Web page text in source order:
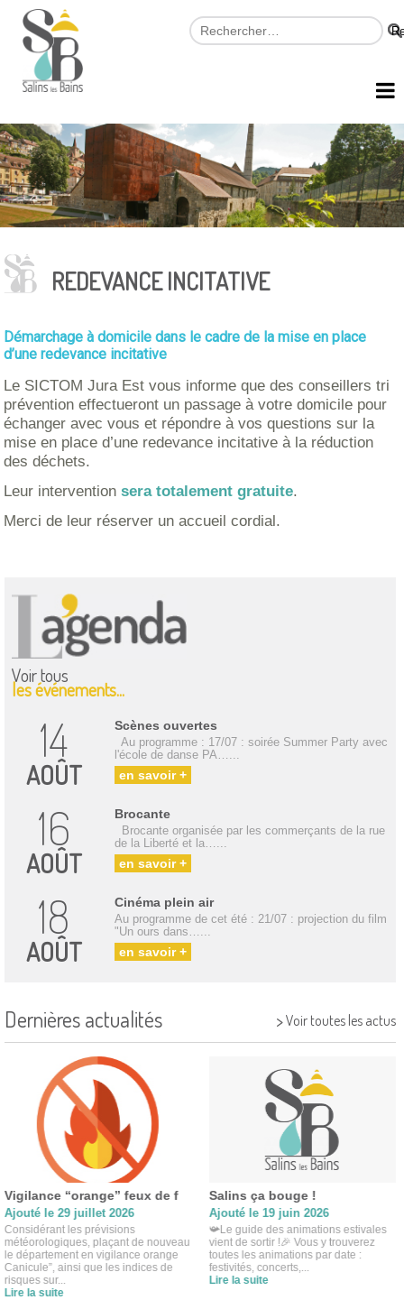
REDEVANCE INCITATIVE
Démarchage à domicile dans le cadre de la mise en place
d’une redevance incitative
Le SICTOM Jura Est vous informe que des conseillers tri
prévention effectueront un passage à votre domicile pour
échanger avec vous et répondre à vos questions sur la
mise en place d’une redevance incitative à la réduction
des déchets.
Leur interventionsera totalement gratuite.
Merci de leur réserver un accueil cordial.
Voir tous
les événements...
14
AOÛT
Scènes ouvertes
Au programme : 17/07 : soirée Summer Party avec
l'école de danse PA…...
en savoir +
16
AOÛT
Brocante
Brocante organisée par les commerçants de la rue
de la Liberté et la…...
en savoir +
18
AOÛT
Cinéma plein air
Au programme de cet été : 21/07 : projection du film
"Un ours dans…...
en savoir +
Dernières actualités >Voir toutes les actus
Vigilance “orange” feux de f
Ajouté le 29 juillet 2026
Considérant les prévisions
météorologiques, plaçant de nouveau
le département en vigilance orange
Canicule”, ainsi que les indices de
risques sur...
Lire la suite
Salins ça bouge !
Ajouté le 19 juin 2026
📯Le guide des animations estivales
vient de sortir !🎉 Vous y trouverez
toutes les animations par date :
festivités, concerts,...
Lire la suite